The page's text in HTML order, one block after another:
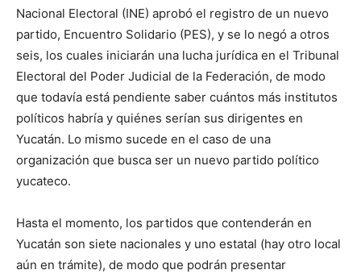
Nacional Electoral (INE) aprobó el registro de un nuevo
partido, Encuentro Solidario (PES), y se lo negó a otros
seis, los cuales iniciarán una lucha jurídica en el Tribunal
Electoral del Poder Judicial de la Federación, de modo
que todavía está pendiente saber cuántos más institutos
políticos habría y quiénes serían sus dirigentes en
Yucatán. Lo mismo sucede en el caso de una
organización que busca ser un nuevo partido político
yucateco.
Hasta el momento, los partidos que contenderán en
Yucatán son siete nacionales y uno estatal (hay otro local
aún en trámite), de modo que podrán presentar